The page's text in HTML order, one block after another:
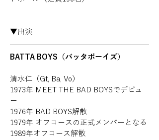
▼出演
BATTA BOYS（バッタボーイズ）
清水仁（Gt, Ba, Vo）
1973年 MEET THE BAD BOYSでデビュ
ー
1976年 BAD BOYS解散
1979年 オフコースの正式メンバーとなる
1989年オフコース解散